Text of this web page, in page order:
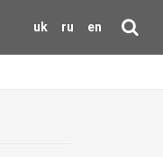
uk ru en